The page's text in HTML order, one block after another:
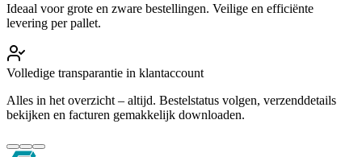
Ideaal voor grote en zware bestellingen. Veilige en efficiënte
levering per pallet.
Volledige transparantie in klantaccount
Alles in het overzicht – altijd. Bestelstatus volgen, verzenddetails
bekijken en facturen gemakkelijk downloaden.